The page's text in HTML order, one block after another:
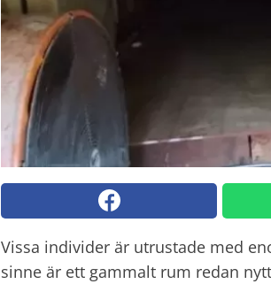
Vissa individer är utrustade med
sinne är ett gammalt rum redan